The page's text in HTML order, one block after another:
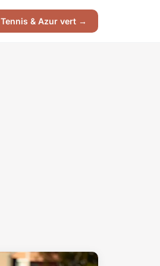
Tennis & Azur vert →